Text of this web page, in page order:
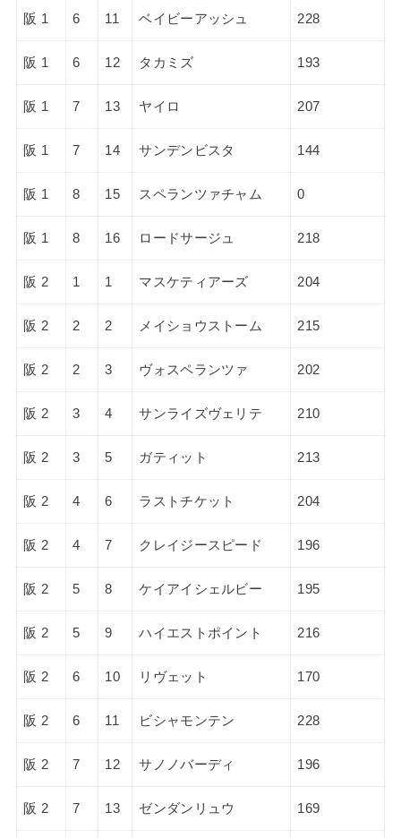
阪 1 6 11 ベイビーアッシュ 228
阪 1 6 12 タカミズ 193
阪 1 7 13 ヤイロ 207
阪 1 7 14 サンデンビスタ 144
阪 1 8 15 スペランツァチャム 0
阪 1 8 16 ロードサージュ 218
阪 2 1 1 マスケティアーズ 204
阪 2 2 2 メイショウストーム 215
阪 2 2 3 ヴォスペランツァ 202
阪 2 3 4 サンライズヴェリテ 210
阪 2 3 5 ガティット 213
阪 2 4 6 ラストチケット 204
阪 2 4 7 クレイジースピード 196
阪 2 5 8 ケイアイシェルビー 195
阪 2 5 9 ハイエストポイント 216
阪 2 6 10 リヴェット 170
阪 2 6 11 ビシャモンテン 228
阪 2 7 12 サノノバーディ 196
阪 2 7 13 ゼンダンリュウ 169